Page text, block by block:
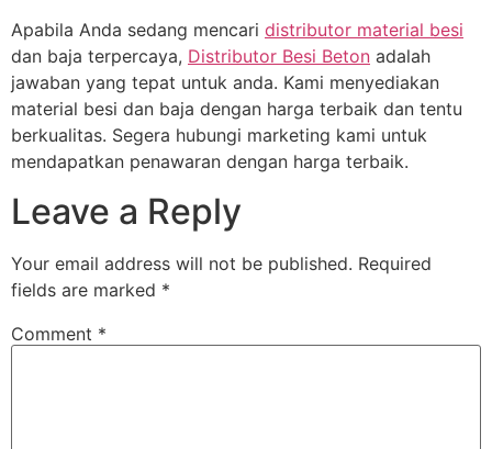
Apabila Anda sedang mencari distributor material besi
dan baja terpercaya, Distributor Besi Beton adalah
jawaban yang tepat untuk anda. Kami menyediakan
material besi dan baja dengan harga terbaik dan tentu
berkualitas. Segera hubungi marketing kami untuk
mendapatkan penawaran dengan harga terbaik.
Leave a Reply
Your email address will not be published. Required
fields are marked *
Comment *